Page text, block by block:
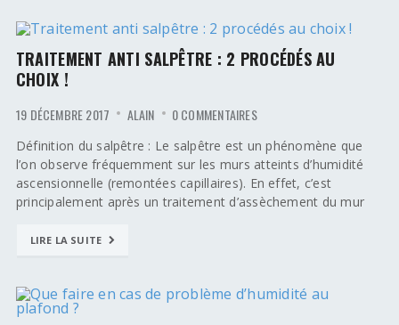
TRAITEMENT ANTI SALPÊTRE : 2 PROCÉDÉS AU
CHOIX !
19 DÉCEMBRE 2017 ALAIN 0 COMMENTAIRES
Définition du salpêtre : Le salpêtre est un phénomène que
l’on observe fréquemment sur les murs atteints d’humidité
ascensionnelle (remontées capillaires). En effet, c’est
principalement après un traitement d’assèchement du mur
LIRE LA SUITE